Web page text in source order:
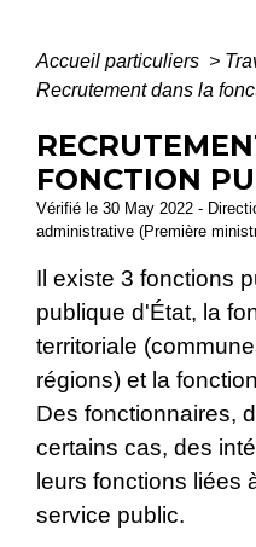
Accueil particuliers >
Recrutement dans la
FONCTION
Vérifié le 30 May 2022 -
administrative (Première
Il existe 3 fonctions
publique d'État, la
territoriale
régions) et la
Des fonctionnaires,
certains cas, des
leurs fonctions liées
service public.